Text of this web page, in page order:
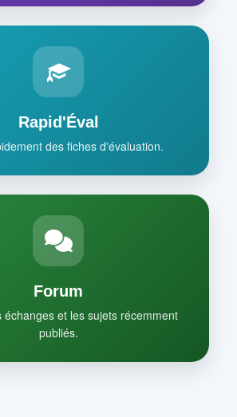
Rapid'Éval
des fiches d'évaluation.
Forum
échanges et les sujets récemment
publiés.